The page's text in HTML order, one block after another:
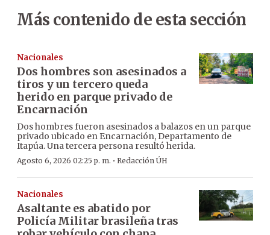
Más contenido de esta sección
Nacionales
Dos hombres son asesinados a
tiros y un tercero queda
herido en parque privado de
Encarnación
Dos hombres fueron asesinados a balazos en un parque
privado ubicado en Encarnación, Departamento de
Itapúa. Una tercera persona resultó herida.
Agosto 6, 2026 02:25 p. m. · Redacción ÚH
Nacionales
Asaltante es abatido por
Policía Militar brasileña tras